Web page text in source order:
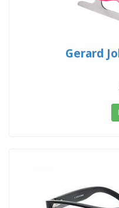
Gerard